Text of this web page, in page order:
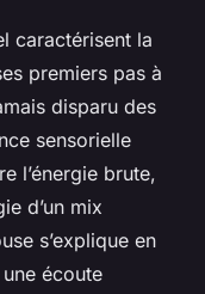
caractérisent la
premiers pas à
disparu des
sensorielle
l’énergie brute,
d’un mix
s’explique en
écoute